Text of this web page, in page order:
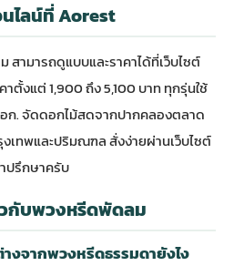
ไลน์ที่ Aorest
สามารถดูแบบและราคาได้ที่เว็บไซต์
าตั้งแต่ 1,900 ถึง 5,100 บาท ทุกรุ่นใช้
. จัดดอกไม้สดจากปากคลองตลาด
ทพและปริมณฑล สั่งง่ายผ่านเว็บไซต์
ปรึกษาครับ
กับพวงหรีดพัดลม
งจากพวงหรีดธรรมดายังไง